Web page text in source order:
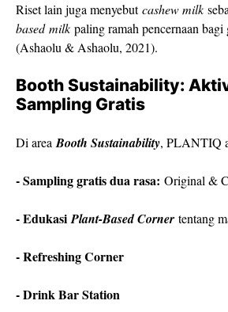
Riset lain juga menyebutcashew milk
based milk paling ramah pencernaan
(Ashaolu & Ashaolu, 2021).
Booth Sustainability:
Sampling Gratis
Di area Booth Sustainability, PLANTIQ
- Sampling gratis dua rasa: Original &
- EdukasiPlant-Based Corner tentang
- Refreshing Corner
- Drink Bar Station